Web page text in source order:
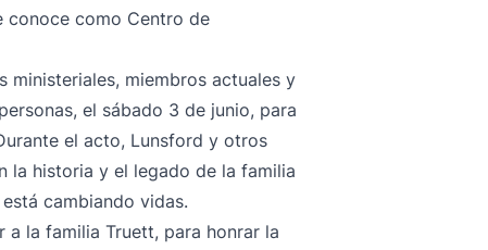
conoce como Centro de
ministeriales, miembros actuales y
el sábado 3 de junio, para
el acto, Lunsford y otros
la historia y el legado de la familia
cambiando vidas.
a la familia Truett, para honrar la